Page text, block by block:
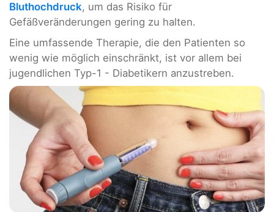
Bluthochdruck, um das Risiko für
Gefäßveränderungen gering zu halten.
Eine umfassende Therapie, die den Patienten so
wenig wie möglich einschränkt, ist vor allem bei
jugendlichen Typ-1 - Diabetikern anzustreben.